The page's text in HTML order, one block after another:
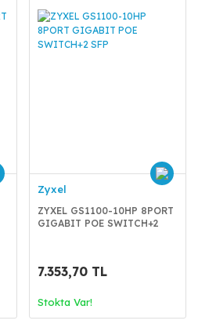
Zyxel
ZYXEL GS1100-10HP 8PORT
GIGABIT POE SWITCH+2
7.353,70 TL
Stokta Var!